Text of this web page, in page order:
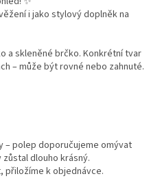
i jako stylový doplněk na
a skleněné brčko. Konkrétní tvar
– může být rovné nebo zahnuté.
– polep doporučujeme omývat
dlouho krásný.
přiložíme k objednávce.